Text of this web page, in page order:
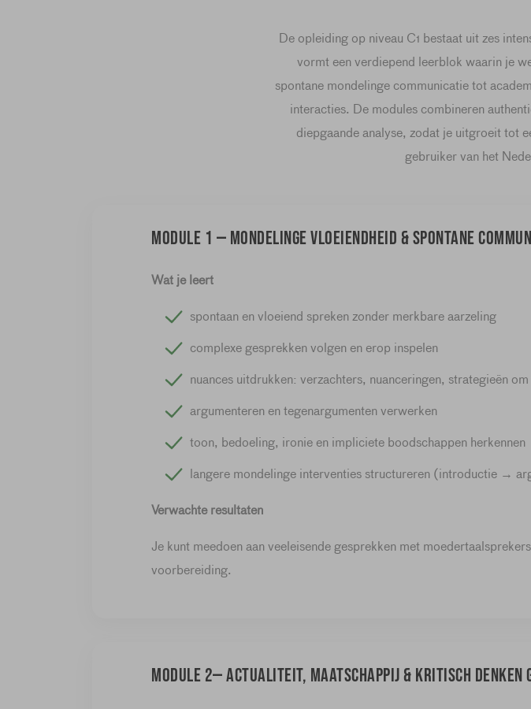
De opleiding op niveau C1 bestaat uit zes
vormt een verdiepend leerblok waarin je
spontane mondelinge communicatie tot
interacties. De modules combineren
diepgaande analyse, zodat je uitgroeit tot
gebruiker van het
Module 1 — Mondelinge vloeiendheid & spontane
Wat je leert
spontaan en vloeiend spreken zonder merkbare aarzeling
complexe gesprekken volgen en erop inspelen
nuances uitdrukken: verzachters, nuanceringen, strategieën
argumenteren en tegenargumenten verwerken
toon, bedoeling, ironie en impliciete boodschappen herkennen
langere mondelinge interventies structureren (introductie →
Verwachte resultaten
Je kunt meedoen aan veeleisende gesprekken met
voorbereiding.
Module 2— Actualiteit, maatschappij & kritisch denken